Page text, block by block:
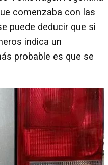
comenzaba con las
puede deducir que si
indica un
probable es que se